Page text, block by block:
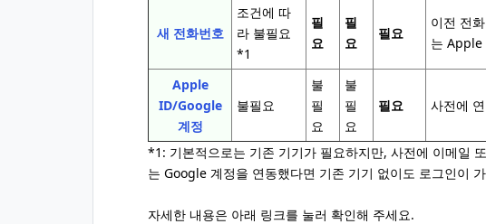
새 전화번호
조건에 따
라 불필요
*1
필
요
필
요
필요
이전 전
는 Apple
Apple
ID/Google
계정
불필요
불
필
요
불
필
요
필요 사전에
*1: 기본적으로는 기존 기기가 필요하지만, 사전에 이메일
는 Google 계정을 연동했다면 기존 기기 없이도 로그인이
자세한 내용은 아래 링크를 눌러 확인해 주세요.